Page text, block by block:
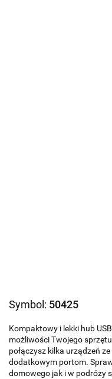
Symbol: 50425
Kompaktowy i lekki hub
możliwości Twojego
połączysz kilka urządzeń
dodatkowym portom.
domowego jak i w podróży